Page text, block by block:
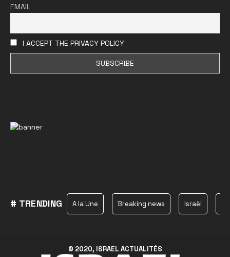
EMAIL
I ACCEPT THE PRIVACY POLICY
# TRENDING A la Une Breaking news Israël
© 2020, ISRAEL ACTUALITÉS